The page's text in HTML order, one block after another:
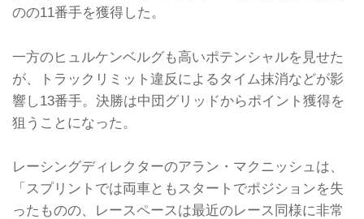
のの11番手を獲得した。
一方のヒュルケンベルグも高いポテンシャルを見せた
が、トラックリミット違反によるタイム抹消などが影
響し13番手。決勝は中団グリッドからポイント獲得を
狙うことになった。
レーシングディレクターのアラン・マクニッシュは、
「スプリントでは両車ともスタートでポジションを失
ったものの、レースペースは最近のレース同様に非常